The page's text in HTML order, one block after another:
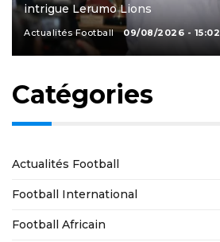
intrigue Lerumo Lions
Actualités Football 09/08/2026 - 15:02
Catégories
Actualités Football
Football International
Football Africain